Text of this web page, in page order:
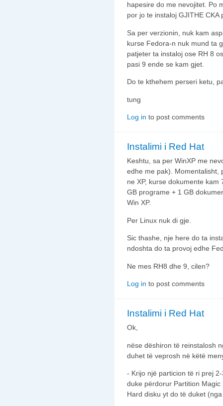
hapesire do me nevojitet. Po
por jo te instaloj GJITHE CKA
Sa per verzionin, nuk kam
kurse Fedora-n nuk mund ta
patjeter ta instaloj ose RH 8
pasi 9 ende se kam gjet.
Do te kthehem perseri ketu,
tung
Log in to post comments
Instalimi i Red Hat
Keshtu, sa per WinXP me
edhe me pak). Momentalisht,
ne XP, kurse dokumente
GB programe + 1 GB
Win XP.
Per Linux nuk di gje.
Sic thashe, nje here do ta
ndoshta do ta provoj edhe
Ne mes RH8 dhe 9, cilen?
Log in to post comments
Instalimi i Red Hat
Ok,
nëse dëshiron të reinstalosh
duhet të veprosh në këtë
- Krijo një particion të ri prej
duke përdorur Partition Magic
Hard disku yt do të duket